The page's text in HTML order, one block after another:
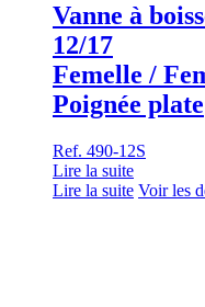
Vanne à
12/17
Femelle /
Poignée plate
Ref. 490-12S
Lire la suite
Lire la suite Voir les